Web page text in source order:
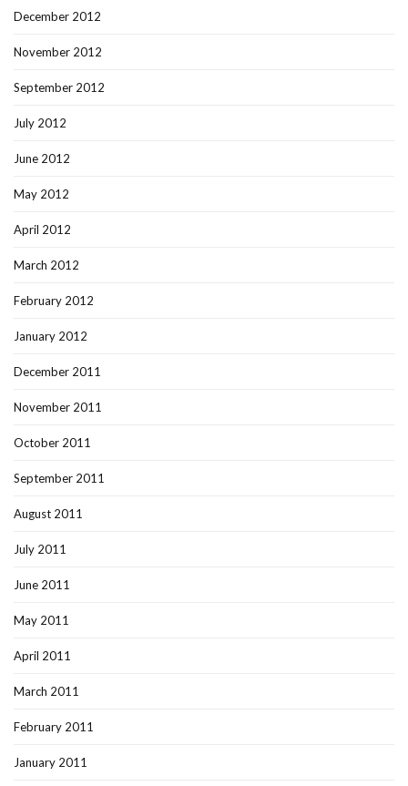
December 2012
November 2012
September 2012
July 2012
June 2012
May 2012
April 2012
March 2012
February 2012
January 2012
December 2011
November 2011
October 2011
September 2011
August 2011
July 2011
June 2011
May 2011
April 2011
March 2011
February 2011
January 2011